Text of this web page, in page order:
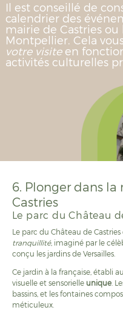
Il est conseillé de
calendrier des
mairie de Castries
Montpellier. Cela
votre visiteen
activités culturelles
6. Plonger dans
Castries
Le parc du Château
Le parc du Château de
tranquillité, imaginé par le
conçu les jardins de Versailles.
Ce jardin à la française, établi
visuelle et sensorielle unique.
bassins, et les fontaines
méticuleux.